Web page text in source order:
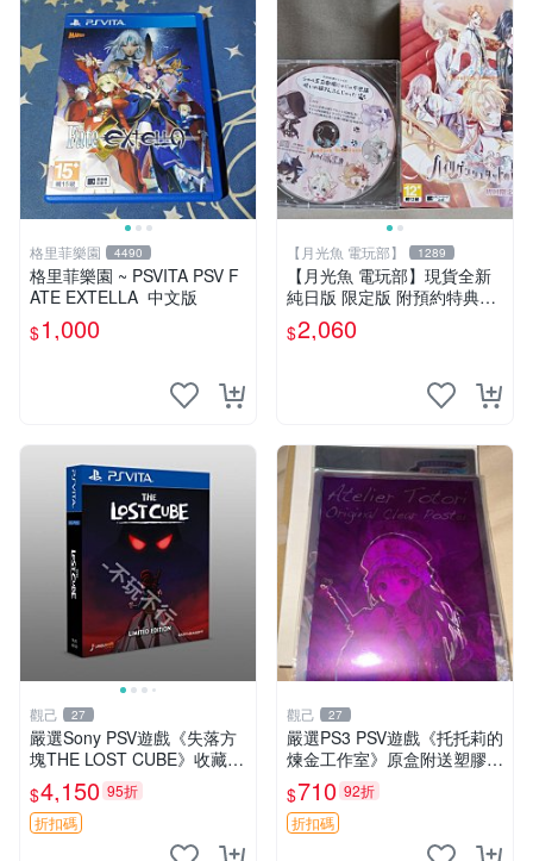
格里菲樂園 4490
格里菲樂園 ~ PSVITA PSV F
ATE EXTELLA 中文版
$1,000
【月光魚 電玩部】 1289
【月光魚 電玩部】現貨全新
純日版 限定版 附預約特典CD
PSV 海利肯施塔特之歌 限定
版 純日版
$2,060
觀己 27
嚴選Sony PSV遊戲《失落方
塊THE LOST CUBE》收藏
版，英語原裝未拆封 失落方
塊 THE LOST CUBE PSV 精
華版 新作 權杖
$4,150 95折
折扣碼
觀己 27
嚴選PS3 PSV遊戲《托托莉的
煉金工作室》原盒附送塑膠海
報，未開封收藏版 托托莉 爐
石 工作室
$710 92折
折扣碼